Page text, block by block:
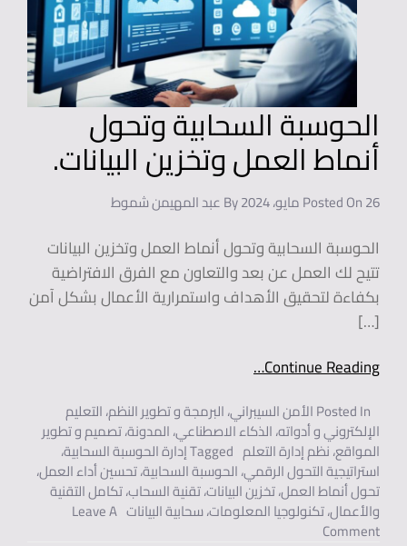
الحوسبة السحابية وتحول
أنماط العمل وتخزين البيانات.
Posted On26 مايو، 2024 عبد المهيمن شموط
الحوسبة السحابية وتحول أنماط العمل وتخزين البيانات
تتيح لك العمل عن بعد والتعاون مع الفرق الافتراضية
بكفاءة لتحقيق الأهداف واستمرارية الأعمال بشكل آمن
[…]
Continue Reading…
Posted Inالأمن السيبراني،البرمجة و تطوير النظم،التعليم
الإلكتروني و أدواته،الذكاء الاصطناعي،المدونة،تصميم و تطوير
المواقع،نظم إدارة التعلم Taggedإدارة الحوسبة السحابية،
استراتيجية التحول الرقمي،الحوسبة السحابية،تحسين أداء العمل،
تحول أنماط العمل،تخزين البيانات،تقنية السحاب،تكامل التقنية
والأعمال،تكنولوجيا المعلومات،سحابية البيانات Leave A
Comment